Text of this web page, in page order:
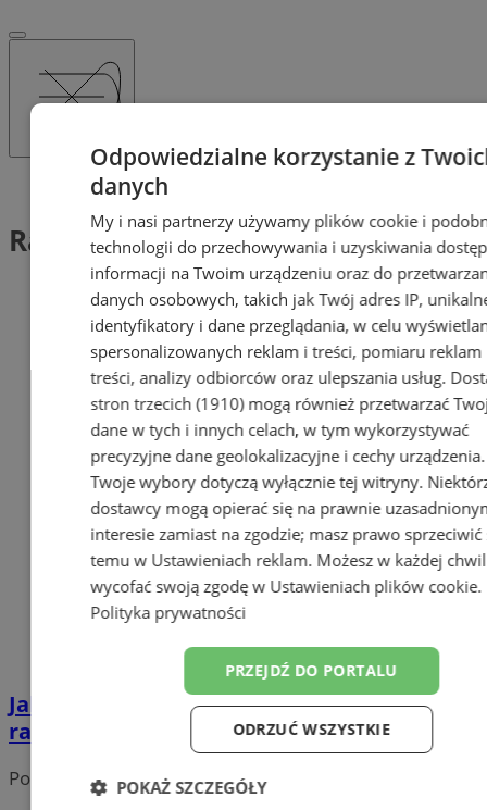
Tag: Radni dzielnicowi
Radni dzielnicowi (1)
Jakie wydarzenia organizują dzielnicowi
radni? Sprawdź, co dzieje się w dzielnicach!
Portal należy do sieci
Odpowiedzialne korzystanie z
danych
My i nasi partnerzy używamy plików cookie i
technologii do przechowywania i uzyskiwania
informacji na Twoim urządzeniu oraz do
danych osobowych, takich jak Twój adres IP,
identyfikatory i dane przeglądania, w celu
spersonalizowanych reklam i treści, pomiaru reklam
treści, analizy odbiorców oraz ulepszania usług.
stron trzecich (1910)mogą również przetwarzać
dane w tych i innych celach, w tym wykorzystywać
precyzyjne dane geolokalizacyjne i cechy urządzenia.
Twoje wybory dotyczą wyłącznie tej witryny.
dostawcy mogą opierać się na prawnie
interesie zamiast na zgodzie; masz prawo sprzeciwić
temu w Ustawieniach reklam. Możesz w każdej
wycofać swoją zgodę w Ustawieniach plików cookie.
Polityka prywatności
PRZEJDŹ DO PORTALU
ODRZUĆ WSZYSTKIE
POKAŻ SZCZEGÓŁY